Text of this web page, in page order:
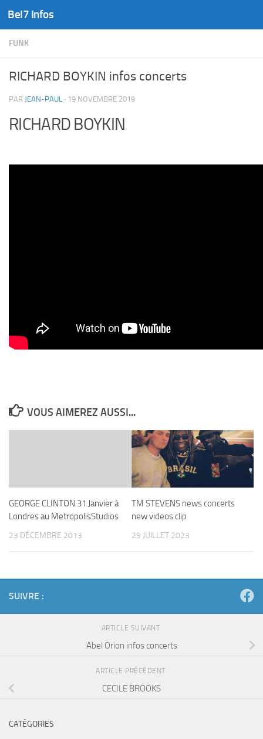
Skip to content
Bel7 Infos
FUNK
RICHARD BOYKIN infos concerts
PAR JEAN-PAUL · 19 NOVEMBRE 2019
RICHARD BOYKIN
VOUS AIMEREZ AUSSI...
GEORGE CLINTON 31 Janvier à
Londres au MetropolisStudios
23 DÉCEMBRE 2013
TM STEVENS news concerts
new videos clip
29 JUILLET 2023
SUIVRE :
ARTICLE SUIVANT
Abel Orion infos concerts
ARTICLE PRÉCÉDENT
CECILE BROOKS
CATÉGORIES